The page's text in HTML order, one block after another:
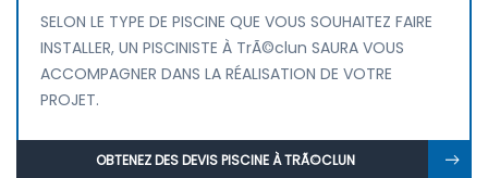
SELON LE TYPE DE PISCINE QUE VOUS SOUHAITEZ FAIRE
INSTALLER, UN PISCINISTE À TrÃ©clun SAURA VOUS
ACCOMPAGNER DANS LA RÉALISATION DE VOTRE
PROJET.
OBTENEZ DES DEVIS PISCINE À TRÃ©CLUN